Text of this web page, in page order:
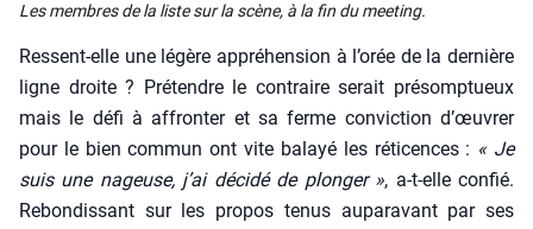
Les membres de la liste sur la scène, à la fin du mee­ting.
Res­sent-elle une légère appré­hen­sion à l’o­rée de la der­nière
ligne droite ? Pré­tendre le contraire serait pré­somp­tueux
mais le défi à affron­ter et sa ferme convic­tion d’œu­vrer
pour le bien com­mun ont vite balayé les réti­cences : « Je
suis une nageuse, j’ai déci­dé de plon­ger », a‑t-elle confié.
Rebon­dis­sant sur les pro­pos tenus aupa­ra­vant par ses